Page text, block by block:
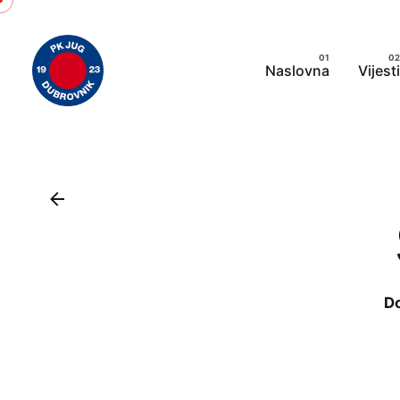
Skip
content
Naslovna
Vijesti